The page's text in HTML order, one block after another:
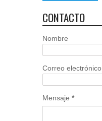
CONTACTO
Nombre
Correo electrónico
Mensaje *